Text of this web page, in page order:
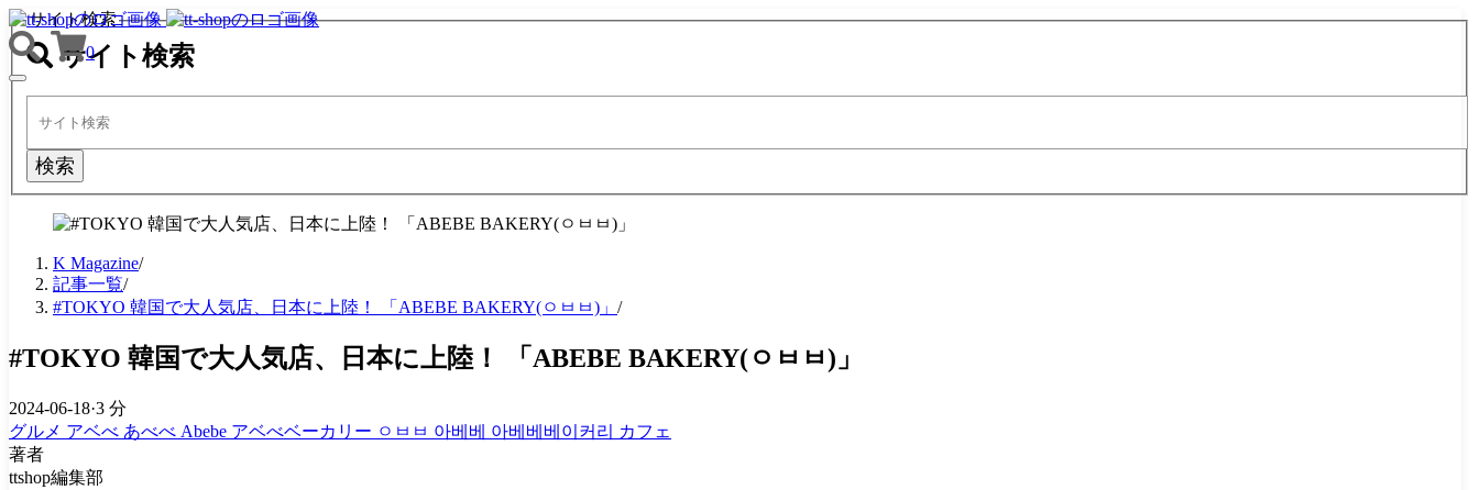
0
TOGGLE
NAVIGATION
サイト検索
サイト検索
検索
K Magazine/
記事一覧/
#TOKYO 韓国で大人気店、日本に上陸！ 「ABEBE BAKERY(ㅇㅂㅂ)」 /
#TOKYO 韓国で大人気店、日本に上陸！ 「ABEBE BAKERY(ㅇㅂㅂ)」
2024-06-18·3 分
グルメ アベべ あべべ Abebe アベべベーカリー ㅇㅂㅂ 아베베 아베베베이커리
カフェ
著者
ttshop編集部